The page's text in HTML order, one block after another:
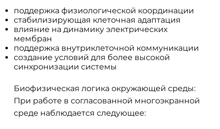
поддержка физиологической координации
стабилизирующая клеточная адаптация
влияние на динамику электрических
мембран
поддержка внутриклеточной коммуникации
создание условий для более высокой
синхронизации системы
Биофизическая логика окружающей среды:
При работе в согласованной многоэкранной
среде наблюдается следующее: